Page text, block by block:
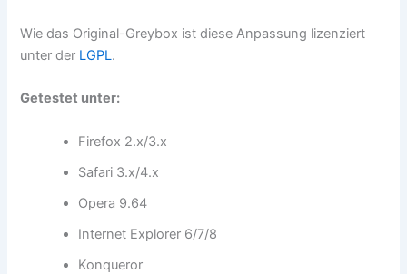
Wie das Original-Greybox ist diese Anpassung lizenziert
unter der LGPL.
Getestet unter:
Firefox 2.x/3.x
Safari 3.x/4.x
Opera 9.64
Internet Explorer 6/7/8
Konqueror